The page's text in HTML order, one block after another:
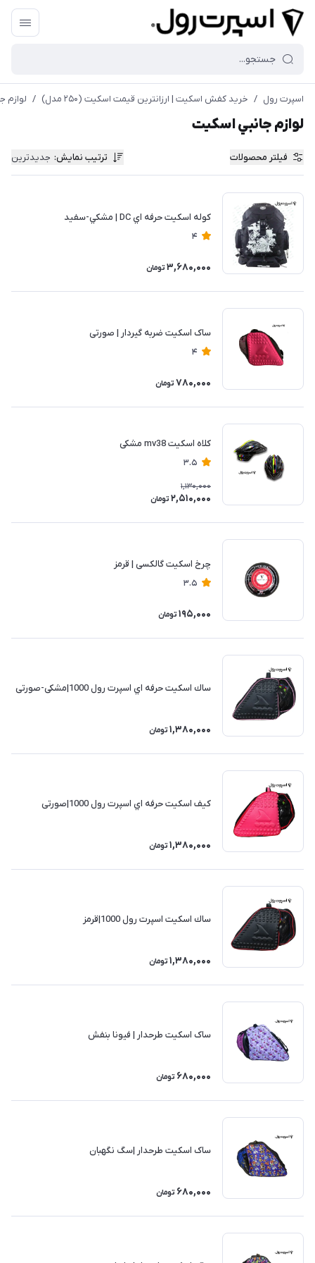
اسپرت رول / خريد كفش اسكيت | ارزانترين قيمت اسكيت (۲۵۰ مدل) / لوازم
لوازم جانبي اسکیت
فیلتر محصولات ترتیب نمایش: جدیدترین
كوله اسكيت حرفه اي DC | مشكي-سفيد
4
3,680,000 تومان
ساک اسکیت ضربه گیردار | صورتی
4
780,000 تومان
كلاه اسكيت mv38 مشکی
3.5
1,130,000
2,510,000 تومان
چرخ اسکیت گالکسی | قرمز
3.5
195,000 تومان
ساك اسكيت حرفه اي اسپرت رول 1000|مشکی-صورتی
1,380,000 تومان
كيف اسكيت حرفه اي اسپرت رول 1000|صورتی
1,380,000 تومان
ساك اسكيت اسپرت رول 1000|قرمز
1,380,000 تومان
ساک اسکیت طرحدار | فیونا بنفش
680,000 تومان
ساک اسکیت طرحدار |سگ نگهبان
680,000 تومان